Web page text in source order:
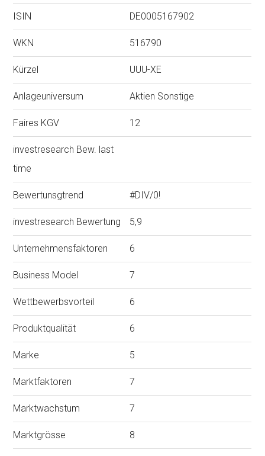
ISIN DE0005167902
WKN 516790
Kürzel UUU-XE
Anlageuniversum Aktien Sonstige
Faires KGV 12
investresearch Bew. last
time
Bewertunsgtrend #DIV/0!
investresearch Bewertung 5,9
Unternehmensfaktoren 6
Business Model 7
Wettbewerbsvorteil 6
Produktqualität 6
Marke 5
Marktfaktoren 7
Marktwachstum 7
Marktgrösse 8